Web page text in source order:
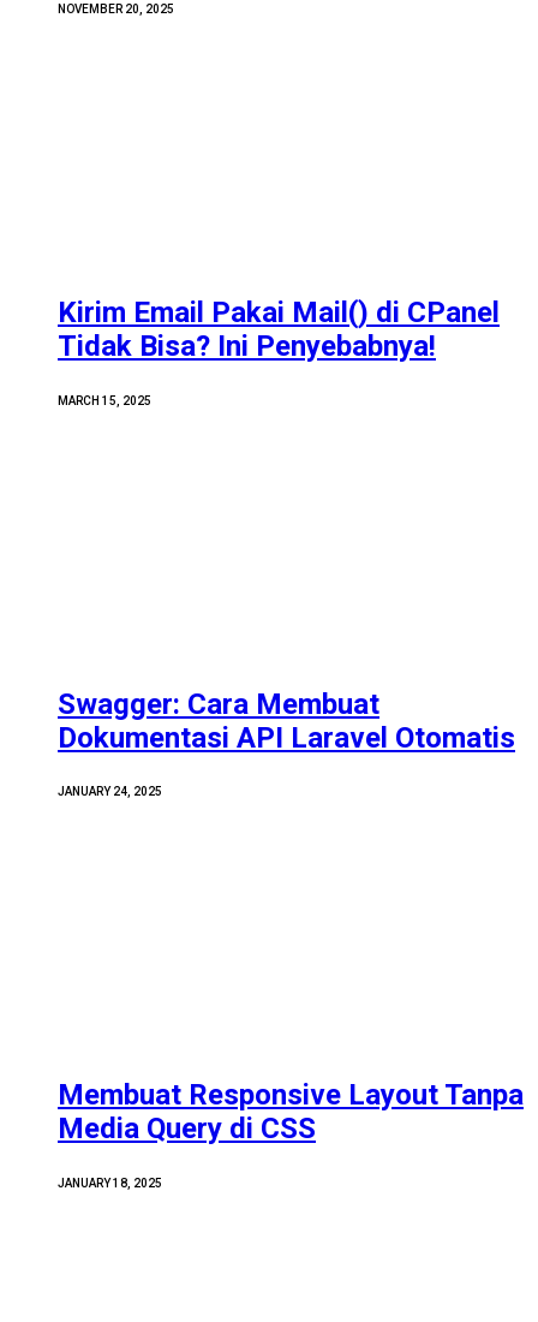
NOVEMBER 20, 2025
Kirim Email Pakai Mail() di CPanel
Tidak Bisa? Ini Penyebabnya!
MARCH 15, 2025
Swagger: Cara Membuat
Dokumentasi API Laravel Otomatis
JANUARY 24, 2025
Membuat Responsive Layout Tanpa
Media Query di CSS
JANUARY 18, 2025